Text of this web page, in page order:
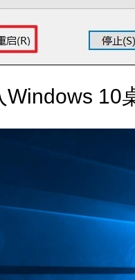
Windows 10